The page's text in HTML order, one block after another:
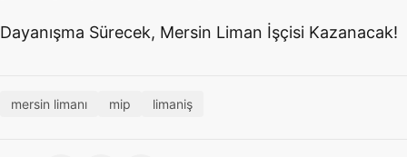
Dayanışma Sürecek, Mersin Liman İşçisi Kazanacak!
mersin limanı mip limaniş